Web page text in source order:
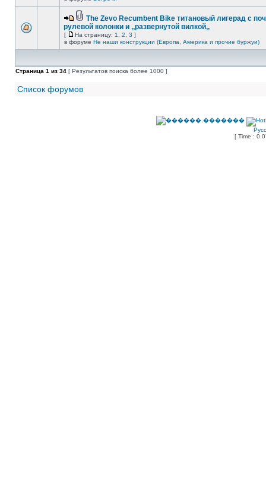
The Zevo Recumbent Bike титановый лигерад с
рулевой колонки и ,,развернутой вилкой,,
[ На страницу: 1 2 3 ]
в форуме Не наши конструкции (Европа, Америка и прочие буржуи)
Страница 1 из 34 [ Результатов поиска более 1000 ]
Список форумов
[ Time :